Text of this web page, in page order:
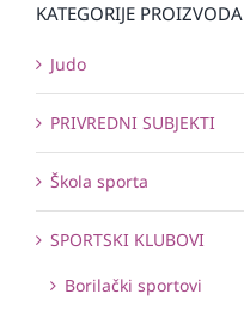
KATEGORIJE PROIZVODA
Judo
PRIVREDNI SUBJEKTI
Škola sporta
SPORTSKI KLUBOVI
Borilački sportovi